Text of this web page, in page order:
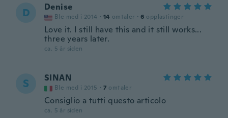
D Denise
Ble med i 2014 · 14 omtaler · 6 opplastinger
Love it. I still have this and it still works...
three years later.
ca. 5 år siden
S SINAN
Ble med i 2015 · 7 omtaler
Consiglio a tutti questo articolo
ca. 5 år siden